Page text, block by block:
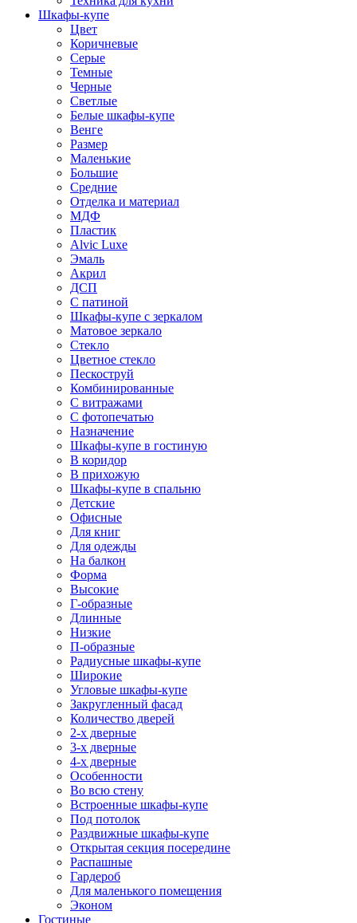
Шкафы-купе
Цвет
Коричневые
Серые
Темные
Черные
Светлые
Белые шкафы-купе
Венге
Размер
Маленькие
Большие
Средние
Отделка и материал
МДФ
Пластик
Alvic Luxe
Эмаль
Акрил
ДСП
С патиной
Шкафы-купе с зеркалом
Матовое зеркало
Стекло
Цветное стекло
Пескоструй
Комбинированные
С витражами
С фотопечатью
Назначение
Шкафы-купе в гостиную
В коридор
В прихожую
Шкафы-купе в спальню
Детские
Офисные
Для книг
Для одежды
На балкон
Форма
Высокие
Г-образные
Длинные
Низкие
П-образные
Радиусные шкафы-купе
Широкие
Угловые шкафы-купе
Закругленный фасад
Количество дверей
2-х дверные
3-х дверные
4-х дверные
Особенности
Во всю стену
Встроенные шкафы-купе
Под потолок
Раздвижные шкафы-купе
Открытая секция посередине
Распашные
Гардероб
Для маленького помещения
Эконом
Гостиные